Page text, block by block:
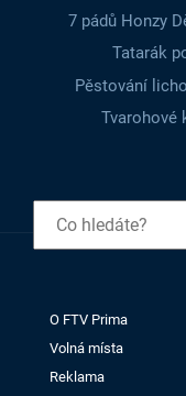
7 pádů Honzy
Tatarák
Pěstování
Tvarohové
O FTV Prima
Volná místa
Reklama